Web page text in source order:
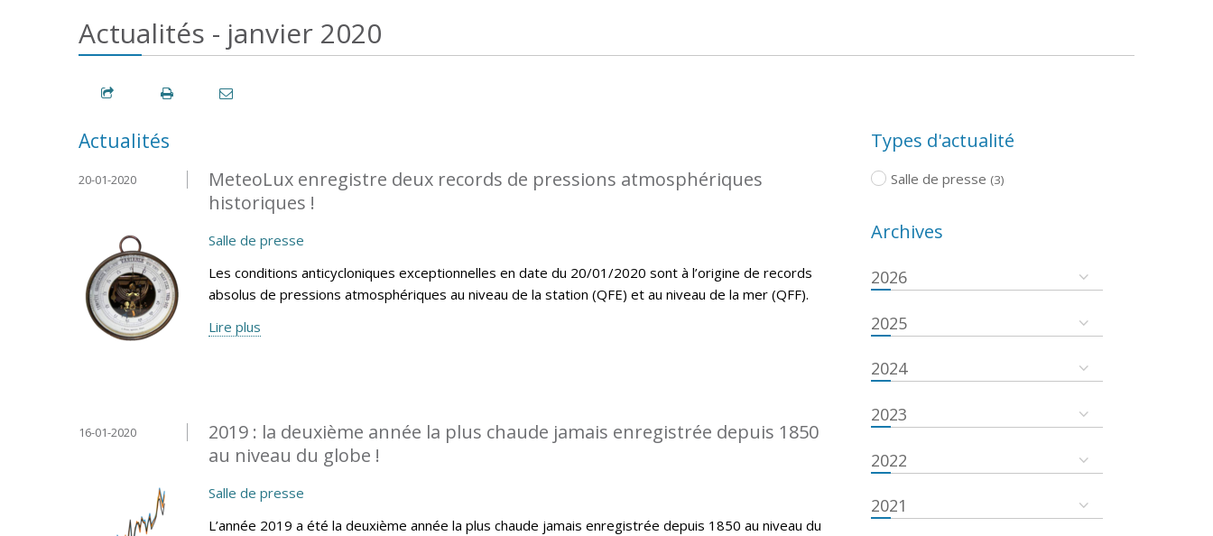
Actualités - janvier 2020
Actualités
MeteoLux enregistre deux records de pressions atmosphériques
historiques !
20-01-2020
Salle de presse
Les conditions anticycloniques exceptionnelles en date du 20/01/2020 sont à l’origine de records
absolus de pressions atmosphériques au niveau de la station (QFE) et au niveau de la mer (QFF).
Lire plus
2019 : la deuxième année la plus chaude jamais enregistrée depuis 1850
au niveau du globe !
16-01-2020
Salle de presse
L’année 2019 a été la deuxième année la plus chaude jamais enregistrée depuis 1850 au niveau du
Types d'actualité
Salle de presse (3)
Archives
2026
2025
2024
2023
2022
2021